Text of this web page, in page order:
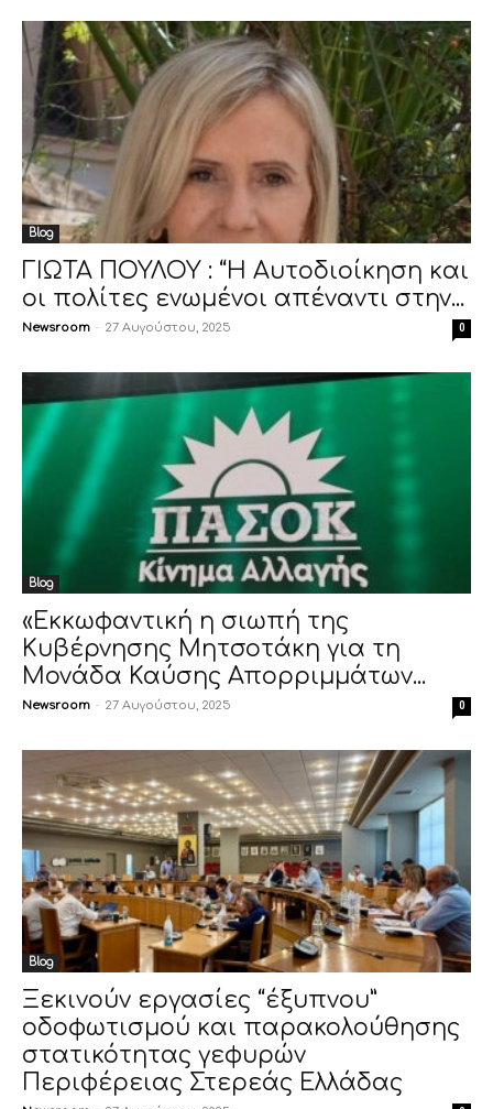
Blog
ΓΙΩΤΑ ΠΟΥΛΟΥ : “Η Αυτοδιοίκηση και
οι πολίτες ενωμένοι απέναντι στην...
Newsroom - 27 Αυγούστου, 2025 0
Blog
«Εκκωφαντική η σιωπή της
Κυβέρνησης Μητσοτάκη για τη
Μονάδα Καύσης Απορριμμάτων...
Newsroom - 27 Αυγούστου, 2025 0
Blog
Ξεκινούν εργασίες “έξυπνου”
οδοφωτισμού και παρακολούθησης
στατικότητας γεφυρών
Περιφέρειας Στερεάς Ελλάδας